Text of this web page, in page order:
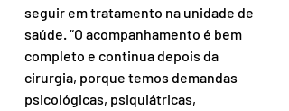
seguir em tratamento na unidade de
saúde. “O acompanhamento é bem
completo e continua depois da
cirurgia, porque temos demandas
psicológicas, psiquiátricas,